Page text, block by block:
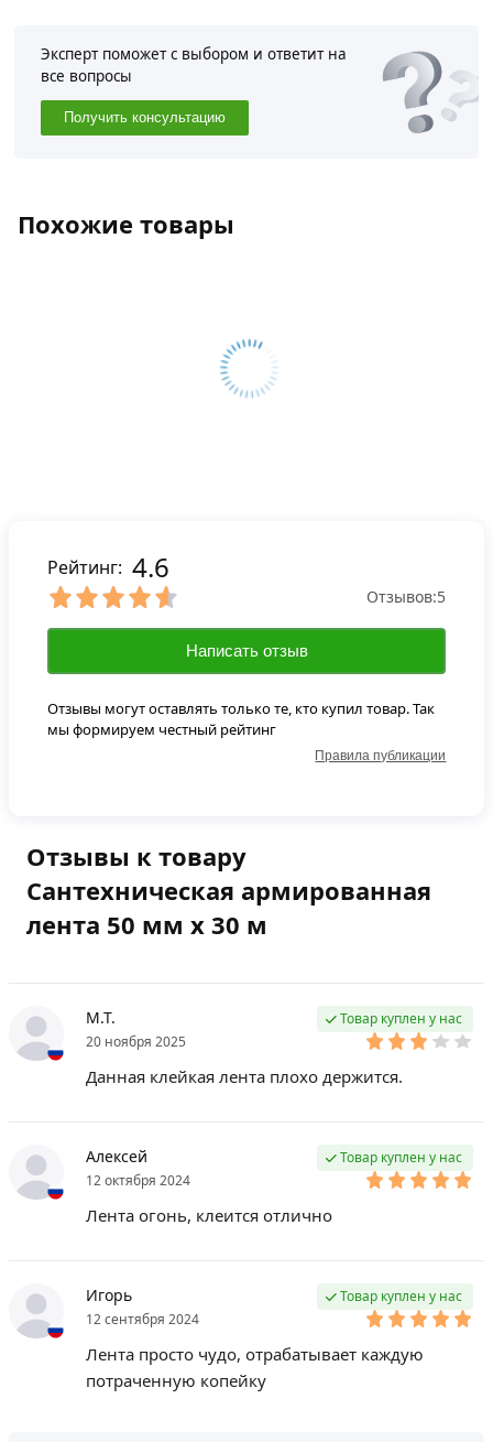
Эксперт поможет с выбором и ответит на
все вопросы
Получить консультацию
Похожие товары
Отзывы к товару
Сантехническая армированная
лента 50 мм х 30 м
М.Т.
20 ноября 2025
Товар куплен у нас
Данная клейкая лента плохо держится.
Алексей
12 октября 2024
Товар куплен у нас
Лента огонь, клеится отлично
Игорь
12 сентября 2024
Товар куплен у нас
Лента просто чудо, отрабатывает каждую
потраченную копейку
Рейтинг: 4.6
Отзывов:5
Написать отзыв
Отзывы могут оставлять только те, кто купил товар. Так
мы формируем честный рейтинг
Правила публикации